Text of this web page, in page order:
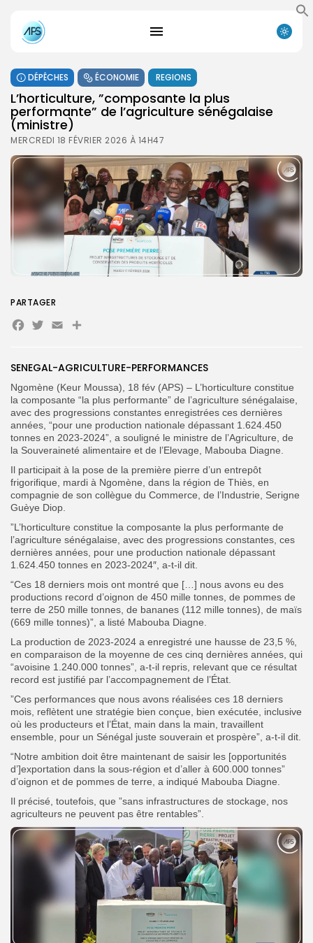
for:
FR
DÉPÊCHES ÉCONOMIE REGIONS
L’horticulture, ”composante la plus
performante” de l’agriculture sénégalaise
(ministre)
MERCREDI 18 FÉVRIER 2026 À 14H47
SENEGAL-AGRICULTURE-PERFORMANCES
Ngomène (Keur Moussa), 18 fév (APS) – L’horticulture constitue
la composante “la plus performante” de l’agriculture sénégalaise,
avec des progressions constantes enregistrées ces dernières
années, “pour une production nationale dépassant 1.624.450
tonnes en 2023-2024”, a souligné le ministre de l’Agriculture, de
la Souveraineté alimentaire et de l’Elevage, Mabouba Diagne.
Il participait à la pose de la première pierre d’un entrepôt
frigorifique, mardi à Ngomène, dans la région de Thiès, en
compagnie de son collègue du Commerce, de l’Industrie, Serigne
Guèye Diop.
”L’horticulture constitue la composante la plus performante de
l’agriculture sénégalaise, avec des progressions constantes, ces
dernières années, pour une production nationale dépassant
1.624.450 tonnes en 2023-2024″, a-t-il dit.
“Ces 18 derniers mois ont montré que […] nous avons eu des
productions record d’oignon de 450 mille tonnes, de pommes de
terre de 250 mille tonnes, de bananes (112 mille tonnes), de maïs
(669 mille tonnes)”, a listé Mabouba Diagne.
La production de 2023-2024 a enregistré une hausse de 23,5 %,
en comparaison de la moyenne de ces cinq dernières années, qui
“avoisine 1.240.000 tonnes”, a-t-il repris, relevant que ce résultat
record est justifié par l’accompagnement de l’État.
”Ces performances que nous avons réalisées ces 18 derniers
mois, reflètent une stratégie bien conçue, bien exécutée, inclusive
où les producteurs et l’État, main dans la main, travaillent
ensemble, pour un Sénégal juste souverain et prospère”, a-t-il dit.
“Notre ambition doit être maintenant de saisir les [opportunités
d’]exportation dans la sous-région et d’aller à 600.000 tonnes”
d’oignon et de pommes de terre, a indiqué Mabouba Diagne.
Il précisé, toutefois, que ”sans infrastructures de stockage, nos
agriculteurs ne peuvent pas être rentables”.
PARTAGER
Facebook
Twitter
EmailPartager